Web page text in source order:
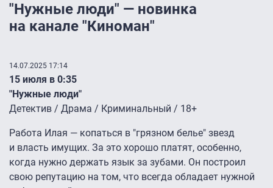
"Нужные люди" — новинка
на канале "Киноман"
14.07.2025 17:14
15 июля в 0:35
"Нужные люди"
Детектив / Драма / Криминальный / 18+
Работа Илая — копаться в "грязном белье" звезд
и власть имущих. За это хорошо платят, особенно,
когда нужно держать язык за зубами. Он построил
свою репутацию на том, что всегда обладает нужной